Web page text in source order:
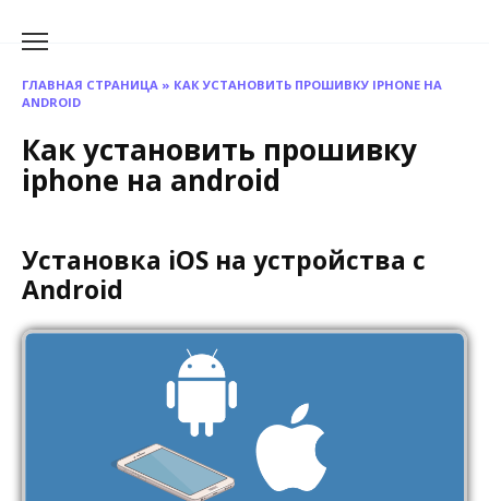
ГЛАВНАЯ СТРАНИЦА » КАК УСТАНОВИТЬ ПРОШИВКУ IPHONE НА
ANDROID
Как установить прошивку
iphone на android
Установка iOS на устройства с
Android